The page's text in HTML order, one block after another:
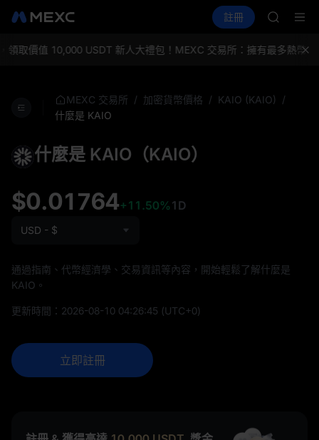
SPCX 理財 活
註冊
TUT
領取價值 10,000 USDT 新人大禮包！MEXC 交易所：擁有最多熱幣，
MEXC 交易所 / 加密貨幣價格 / KAIO (KAIO)
/
什麼是 KAIO
什麼是 KAIO（KAIO）
$0.01764+11.50% 1D
USD - $
通過指南、代幣經濟學、交易資訊等內容，開始輕鬆了解什麼是
KAIO。
更新時間： 2026-08-10 04:26:45 (UTC+0)
立即註冊